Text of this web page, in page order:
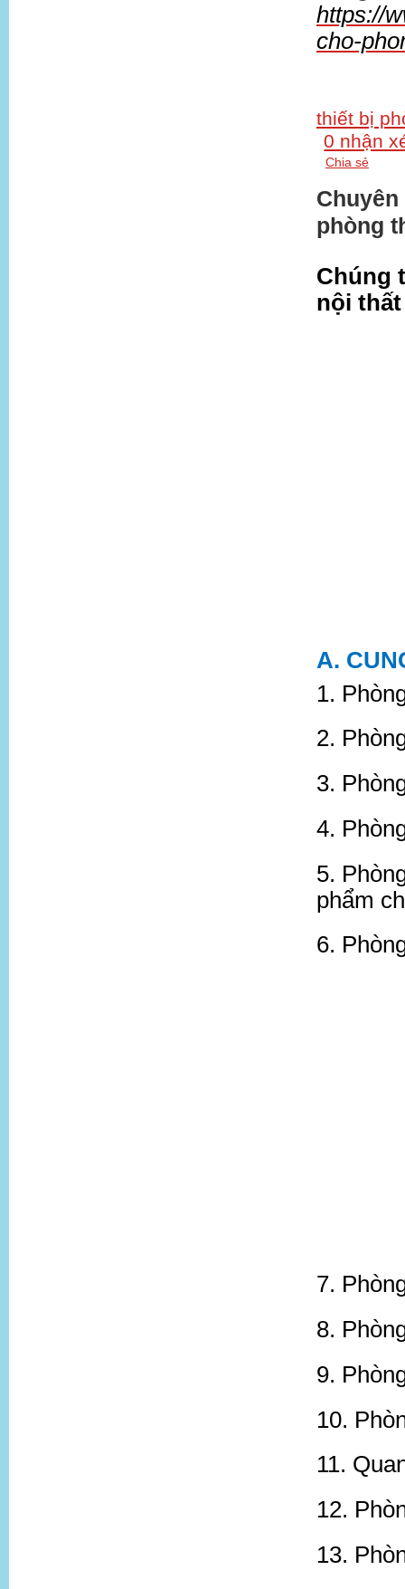
https://
cho-
thiết bị
0 nhận
Chia sẻ
phòng
Chúng
nội
A.
1.
2.
3.
4.
5.
phẩm
6.
7.
8.
9.
10.
11.
12.
13.